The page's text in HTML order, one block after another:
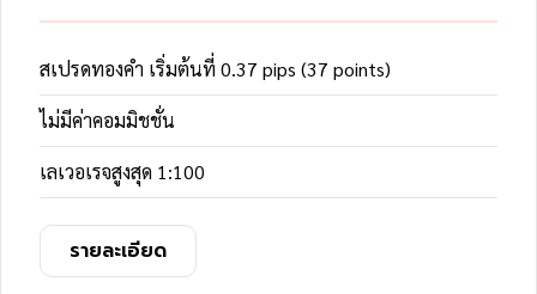
สเปรดทองคำ เริ่มต้นที่ 0.37 pips (37 points)
ไม่มีค่าคอมมิชชั่น
เลเวอเรจสูงสุด 1:100
รายละเอียด